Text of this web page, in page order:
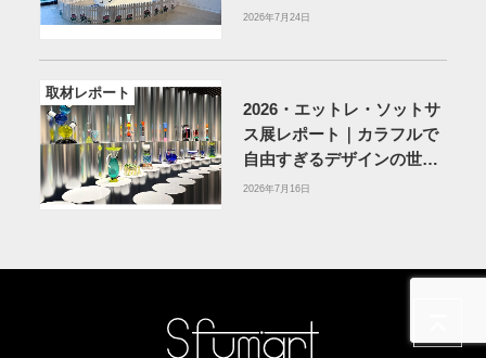
MUSEUM】
2026年7月24日
取材レポート
2026・エットレ・ソットサ
ス展レポート｜カラフルで
自由すぎるデザインの世界
を体験
2026年7月16日